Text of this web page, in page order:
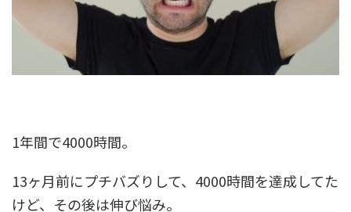
1年間で4000時間。
13ヶ月前にプチバズりして、4000時間を達成してた
けど、その後は伸び悩み。